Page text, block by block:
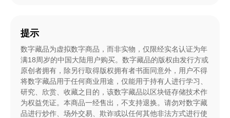
提示
数字藏品为虚拟数字商品，而非实物，仅限经实名认证为年
满18周岁的中国大陆用户购买。数字藏品的版权由发行方或
原创者拥有，除另行取得版权拥有者书面同意外，用户不得
将数字藏品用于任何商业用途，仅能用于持有人进行学习、
研究、欣赏、收藏之目的，该数字藏品以区块链存储技术作
为权益凭证。本商品一经售出，不支持退换。请勿对数字藏
品进行炒作、场外交易、欺诈或以任何其他非法方式进行使